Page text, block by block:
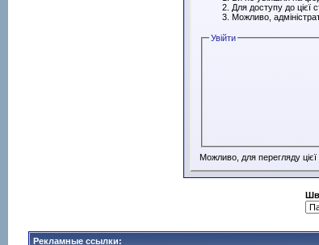
Для доступу до цієї
Можливо,
Увійти
Можливо, для перегляду цієї
Рекламные ссылки: